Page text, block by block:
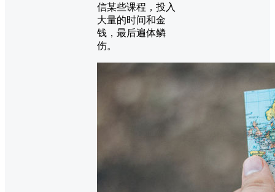
信某些课程，投入
大量的时间和金
钱，最后遍体鳞
伤。